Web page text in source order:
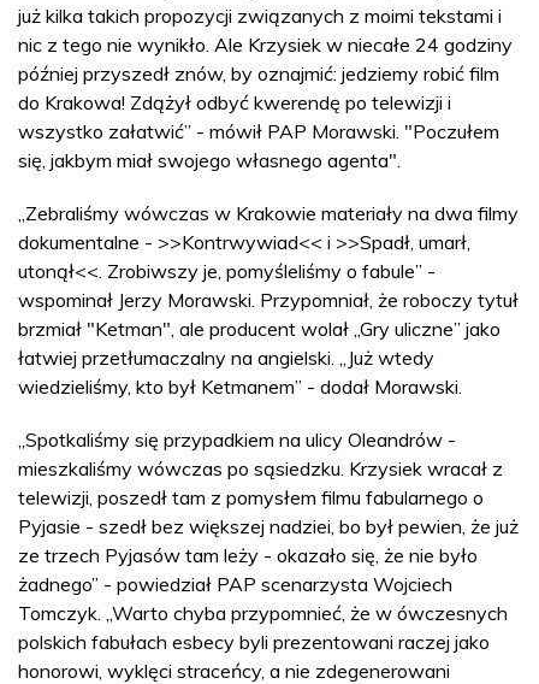
już kilka takich propozycji związanych z moimi tekstami i
nic z tego nie wynikło. Ale Krzysiek w niecałe 24 godziny
później przyszedł znów, by oznajmić: jedziemy robić film
do Krakowa! Zdążył odbyć kwerendę po telewizji i
wszystko załatwić” - mówił PAP Morawski. "Poczułem
się, jakbym miał swojego własnego agenta".
„Zebraliśmy wówczas w Krakowie materiały na dwa filmy
dokumentalne - >>Kontrwywiad<< i >>Spadł, umarł,
utonął<<. Zrobiwszy je, pomyśleliśmy o fabule” -
wspominał Jerzy Morawski. Przypomniał, że roboczy tytuł
brzmiał "Ketman", ale producent wolał „Gry uliczne” jako
łatwiej przetłumaczalny na angielski. „Już wtedy
wiedzieliśmy, kto był Ketmanem” - dodał Morawski.
„Spotkaliśmy się przypadkiem na ulicy Oleandrów -
mieszkaliśmy wówczas po sąsiedzku. Krzysiek wracał z
telewizji, poszedł tam z pomysłem filmu fabularnego o
Pyjasie - szedł bez większej nadziei, bo był pewien, że już
ze trzech Pyjasów tam leży - okazało się, że nie było
żadnego” - powiedział PAP scenarzysta Wojciech
Tomczyk. „Warto chyba przypomnieć, że w ówczesnych
polskich fabułach esbecy byli prezentowani raczej jako
honorowi, wyklęci straceńcy, a nie zdegenerowani